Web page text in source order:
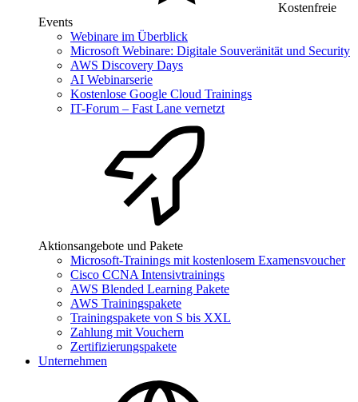
Kostenfreie
Events
Webinare im Überblick
Microsoft Webinare: Digitale Souveränität und Security
AWS Discovery Days
AI Webinarserie
Kostenlose Google Cloud Trainings
IT-Forum – Fast Lane vernetzt
Aktionsangebote und Pakete
Microsoft-Trainings mit kostenlosem Examensvoucher
Cisco CCNA Intensivtrainings
AWS Blended Learning Pakete
AWS Trainingspakete
Trainingspakete von S bis XXL
Zahlung mit Vouchern
Zertifizierungspakete
Unternehmen